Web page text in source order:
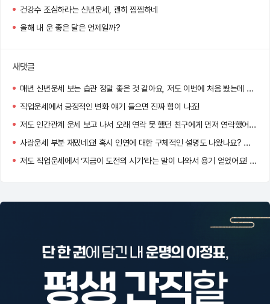
건강수 조심하라는 신년운세, 괜히 찜찜하네
올해 내 운 좋은 달은 언제일까?
새댓글
매년 신년운세 보는 습관 정말 좋은 것 같아요, 저도 이번에 처음 봤는데 앞으로 매년 확인하려고요ㅎㅎㅎ
직업운세에서 긍정적인 변화 얘기 들으면 진짜 힘이 나죠!
저도 인간관계 운세 보고 나서 오래 연락 못 했던 친구에게 먼저 연락했어요, 생각보다 큰 용기가 되더라고요!
사랑운세 부분 재밌네요! 혹시 인연에 대한 구체적인 설명도 나왔나요? 저도 기대하고 있어요 :)
저도 직업운세에서 ‘지금이 도전의 시기’라는 말이 나와서 용기 얻었어요! 신기하게도 현실 상황이랑 딱 맞아떨어지더라고요.